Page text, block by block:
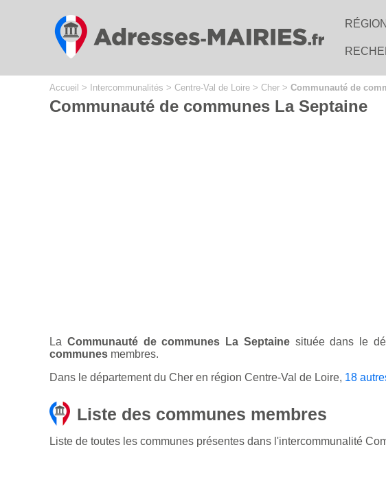
Accueil > Intercommunalités > Centre-Val de Loire > Cher > Communauté de
Communauté de communes La Septaine
La Communauté de communes La Septainesituée dans le
communes membres.
Dans le département du Cher en région Centre-Val de Loire, 18
Liste des communes membres
Liste de toutes les communes présentes dans l'intercommunalité